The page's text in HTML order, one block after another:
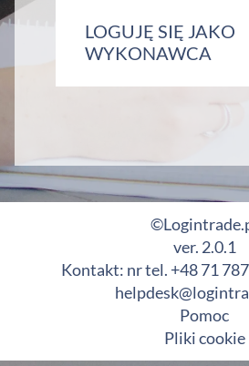
LOGUJĘ SIĘ JAKO
WYKONAWCA
ver. 2.0.1
Kontakt: nr tel. +48 71
Pomoc
Pliki cookie